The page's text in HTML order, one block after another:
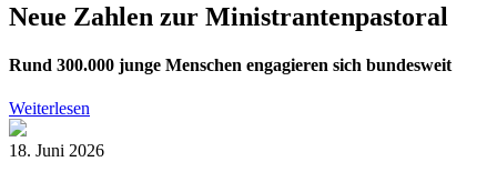
Neue Zahlen zur Ministrantenpastoral
Rund 300.000 junge Menschen engagieren sich bundesweit
Weiterlesen
18. Juni 2026